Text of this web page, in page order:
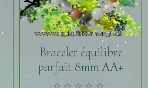
Bracelet équilibre
parfait 8mm AA+